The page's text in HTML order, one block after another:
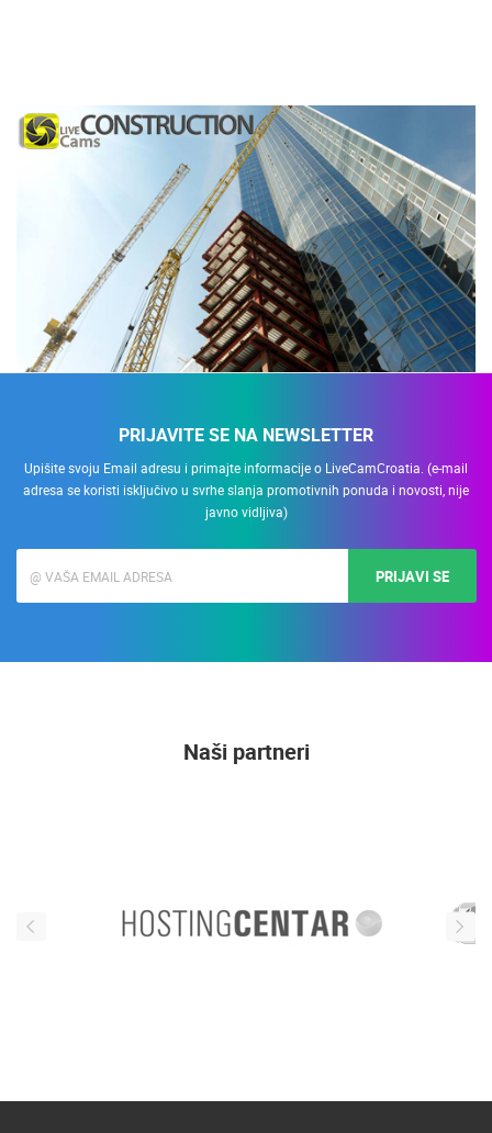
PRIJAVITE SE NA NEWSLETTER
Upišite svoju Email adresu i primajte informacije o LiveCamCroatia. (e-mail
adresa se koristi isključivo u svrhe slanja promotivnih ponuda i novosti, nije
javno vidljiva)
PRIJAVI SE
Naši partneri